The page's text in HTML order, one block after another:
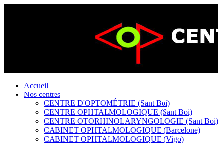
Accueil
Nos centres
CENTRE D'OPTOMÉTRIE (Sant Boi)
CENTRE OPHTALMOLOGIQUE (Sant Boi)
CENTRE OTORHINOLARYNGOLOGIE (Sant Boi)
CABINET OPHTALMOLOGIQUE (Barcelone)
CABINET OPHTALMOLOGIQUE (Vigo)